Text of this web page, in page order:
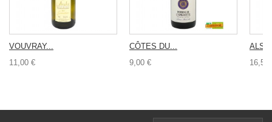
VOUVRAY...
11,00 €
CÔTES DU...
9,00 €
16,50